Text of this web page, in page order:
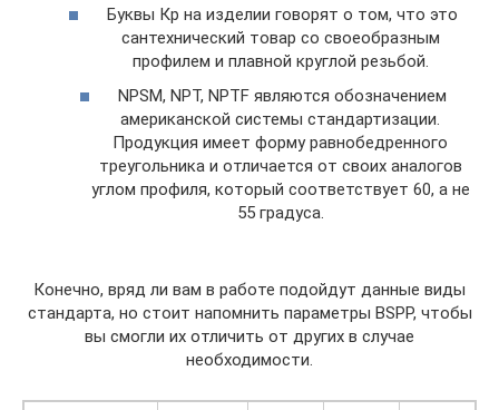
Буквы Кр на изделии говорят о том, что это
сантехнический товар со своеобразным
профилем и плавной круглой резьбой.
NPSM, NPT, NPTF являются обозначением
американской системы стандартизации.
Продукция имеет форму равнобедренного
треугольника и отличается от своих аналогов
углом профиля, который соответствует 60, а не
55 градуса.
Конечно, вряд ли вам в работе подойдут данные виды
стандарта, но стоит напомнить параметры BSPP, чтобы
вы смогли их отличить от других в случае
необходимости.